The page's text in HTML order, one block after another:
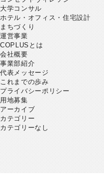
大学コンサル
ホテル・オフィス・住宅設計
まちづくり
運営事業
COPLUSとは
会社概要
事業部紹介
代表メッセージ
これまでの歩み
プライバシーポリシー
用地募集
アーカイブ
カテゴリー
カテゴリーなし